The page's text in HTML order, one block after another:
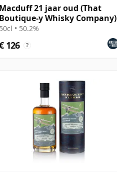
Macduff 21 jaar oud (That
Boutique-y Whisky Company)
50cl • 50.2%
126 ?